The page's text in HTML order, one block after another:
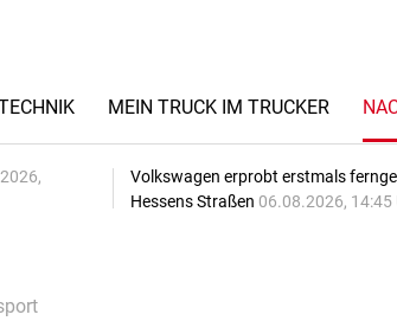
MEIN TRUCK IM TRUCKER
Volkswagen erprobt erstmals
Hessens Straßen 06.08.2026, 14:45